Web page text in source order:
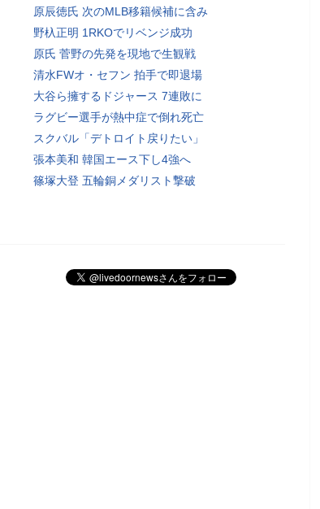
原辰徳氏 次のMLB移籍候補に含み
野杁正明 1RKOでリベンジ成功
原氏 菅野の先発を現地で生観戦
清水FWオ・セフン 拍手で即退場
大谷ら擁するドジャース 7連敗に
ラグビー選手が熱中症で倒れ死亡
スクバル「デトロイト戻りたい」
張本美和 韓国エース下し4強へ
篠塚大登 五輪銅メダリスト撃破